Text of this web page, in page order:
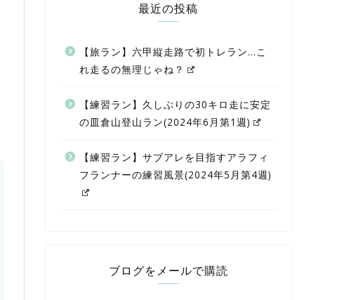
最近の投稿
【旅ラン】六甲縦走路で初トレラン…こ
れ走るの無理じゃね？
【練習ラン】久しぶりの30キロ走に安定
の皿倉山登山ラン(2024年6月第1週)
【練習ラン】サブアレを目指すアラフィ
フランナーの練習風景(2024年5月第4週)
ブログをメールで購読